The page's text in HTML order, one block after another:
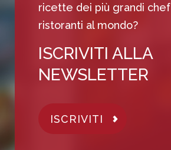
ricette dei più grandi
ristoranti al mondo?
ISCRIVITI ALLA
NEWSLETTER
ISCRIVITI